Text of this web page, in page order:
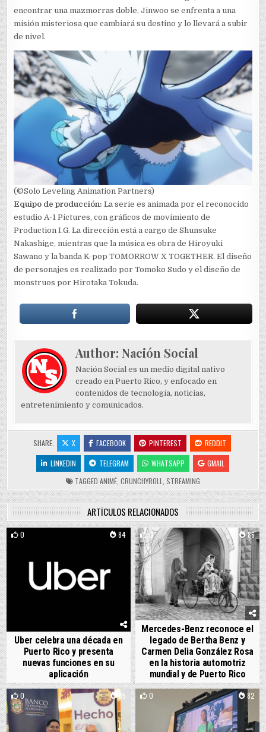
encontrar una mazmorras doble, Jinwoo se enfrenta a una
misión misteriosa que cambiará su destino y lo llevará a subir
de nivel.
(©Solo Leveling Animation Partners)
Equipo de producción: La serie es animada por el reconocido
estudio A-1 Pictures, con gráficos de movimiento de
Production I.G. La dirección está a cargo de Shunsuke
Nakashige, mientras que la música es obra de Hiroyuki
Sawano y la banda K-pop TOMORROW X TOGETHER. El diseño
de personajes es realizado por Tomoko Sudo y el diseño de
monstruos por Hirotaka Tokuda.
Author:Nación Social
Nación Social es un medio digital nativo
creado en Puerto Rico, y enfocado en
contenidos de tecnología, noticias,
entretenimiento y comunicados.
SHARE: X FACEBOOK PINTEREST
REDDIT
LINKEDIN
TELEGRAM WHATSAPP
GMAIL
TAGGED ANIMÉ CRUNCHYROLL STREAMING
ARTÍCULOS RELACIONADOS
0 84
Uber celebra una década en
Puerto Rico y presenta
nuevas funciones en su
aplicación
0 86
Mercedes-Benz reconoce el
legado de Bertha Benz y
Carmen Delia González Rosa
en la historia automotriz
mundial y de Puerto Rico
0 85 0 82